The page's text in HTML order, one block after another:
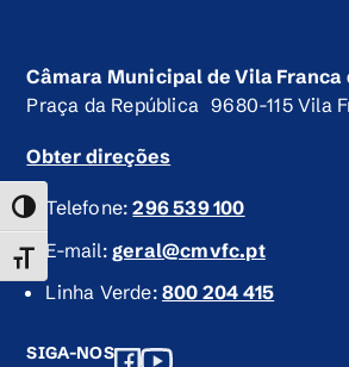
TOGGLE HIGH CONTRAST
TOGGLE FONT SIZE
Câmara Municipal de Vila Franca
Praça da República 9680-115 Vila
Obter direções
Telefone:296 539 100
E-mail: geral@cmvfc.pt
Linha Verde:800 204 415
SIGA-NOS